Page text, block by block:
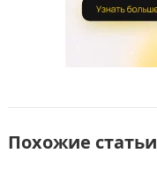
Похожие статьи